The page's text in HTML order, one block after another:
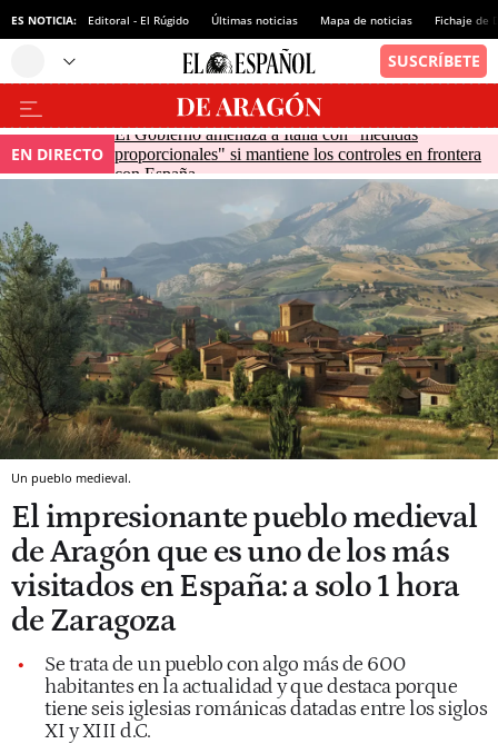
ES NOTICIA: Editoral - El Rúgido Últimas noticias Mapa de noticias Fichaje de
EN DIRECTO
El Gobierno amenaza a Italia con "medidas
proporcionales" si mantiene los controles en frontera
con España
Un pueblo medieval.
El impresionante pueblo medieval
de Aragón que es uno de los más
visitados en España: a solo 1 hora
de Zaragoza
Se trata de un pueblo con algo más de 600
habitantes en la actualidad y que destaca porque
tiene seis iglesias románicas datadas entre los siglos
XI y XIII d.C.